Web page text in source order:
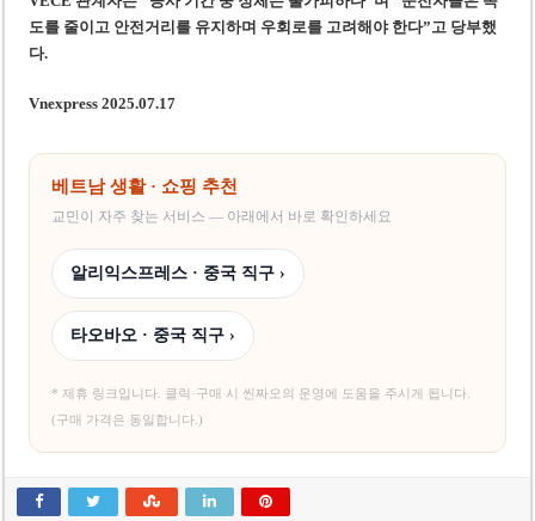
도를 줄이고 안전거리를 유지하며 우회로를 고려해야 한다”고 당부했
다.
Vnexpress 2025.07.17
베트남 생활 · 쇼핑 추천
교민이 자주 찾는 서비스 — 아래에서 바로 확인하세요
알리익스프레스 · 중국 직구 ›
타오바오 · 중국 직구 ›
* 제휴 링크입니다. 클릭·구매 시 씬짜오의 운영에 도움을 주시게 됩니다.
(구매 가격은 동일합니다.)